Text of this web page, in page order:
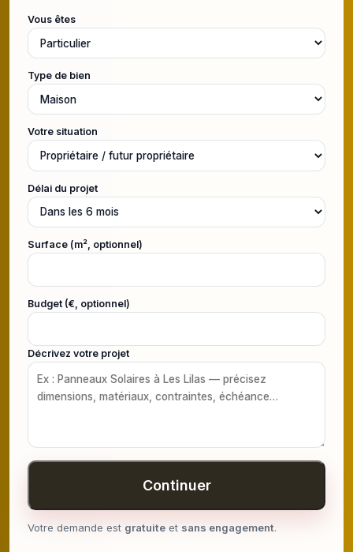
Vous êtes
Type de bien
Votre situation
Délai du projet
Surface (m², optionnel)
Budget (€, optionnel)
Décrivez votre projet
Continuer
Votre demande est gratuite et sans engagement.